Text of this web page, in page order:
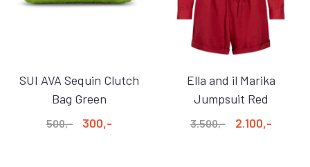
SUI AVA Sequin Clutch
Bag Green
500,- 300,-
Ella and il Marika
Jumpsuit Red
3.500,- 2.100,-